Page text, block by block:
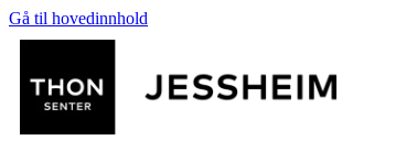
Gå til hovedinnhold